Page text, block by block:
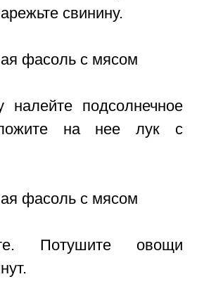
свинину.
налейте подсолнечное
на нее лук с
Потушите овощи